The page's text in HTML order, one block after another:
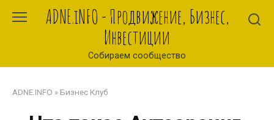
ADNE.iNFO - Продвижение, Бизнес,
Инвестиции
Собираем сообщество
ADNE.INFO »Бизнес Клуб